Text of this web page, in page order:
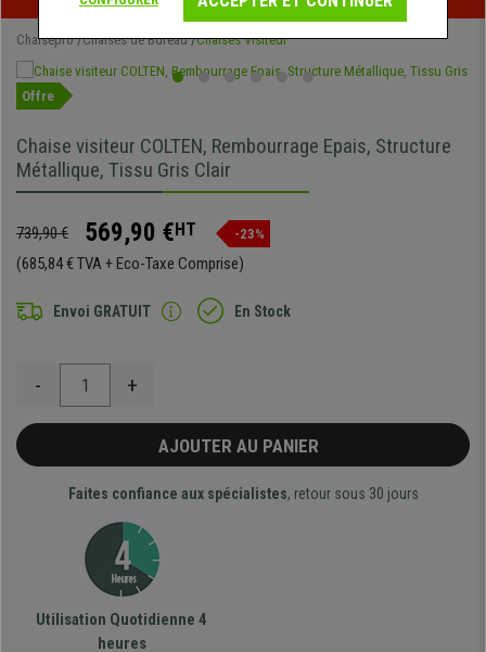
Chaisepro Chaises de Bureau Chaises Visiteur
Offre
Chaise visiteur COLTEN, Rembourrage Epais, Structure
Métallique, Tissu Gris Clair
739,90 € 569,90 €HT -23%
(685,84 € TVA + Eco-Taxe Comprise)
Envoi GRATUIT En Stock
- +
AJOUTER AU PANIER
Faites confiance aux spécialistes, retour sous 30 jours
Utilisation Quotidienne 4
heures